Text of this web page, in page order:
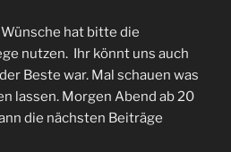
hat bitte die
nutzen. Ihr könnt uns auch
Beste war. Mal schauen was
lassen. Morgen Abend ab 20
die nächsten Beiträge